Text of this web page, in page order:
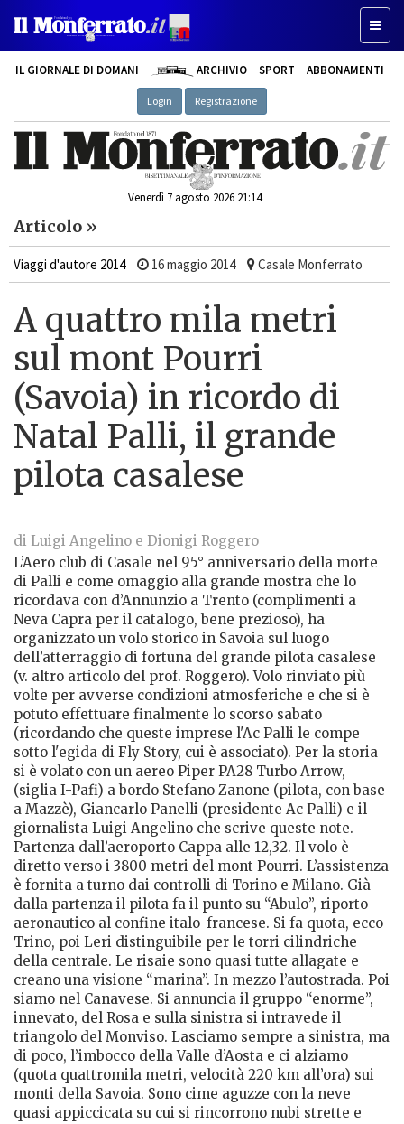
IL GIORNALE DI DOMANI ARCHIVIO SPORT ABBONAMENTI
Login Registrazione
Venerdì 7 agosto 2026 21:14
Articolo »
Viaggi d'autore 2014 16 maggio 2014 Casale Monferrato
A quattro mila metri
sul mont Pourri
(Savoia) in ricordo di
Natal Palli, il grande
pilota casalese
di Luigi Angelino e Dionigi Roggero
L’Aero club di Casale nel 95° anniversario della morte
di Palli e come omaggio alla grande mostra che lo
ricordava con d’Annunzio a Trento (complimenti a
Neva Capra per il catalogo, bene prezioso), ha
organizzato un volo storico in Savoia sul luogo
dell’atterraggio di fortuna del grande pilota casalese
(v. altro articolo del prof. Roggero). Volo rinviato più
volte per avverse condizioni atmosferiche e che si è
potuto effettuare finalmente lo scorso sabato
(ricordando che queste imprese l'Ac Palli le compe
sotto l'egida di Fly Story, cui è associato). Per la storia
si è volato con un aereo Piper PA28 Turbo Arrow,
(siglia I-Pafi) a bordo Stefano Zanone (pilota, con base
a Mazzè), Giancarlo Panelli (presidente Ac Palli) e il
giornalista Luigi Angelino che scrive queste note.
Partenza dall’aeroporto Cappa alle 12,32. Il volo è
diretto verso i 3800 metri del mont Pourri. L’assistenza
è fornita a turno dai controlli di Torino e Milano. Già
dalla partenza il pilota fa il punto su “Abulo”, riporto
aeronautico al confine italo-francese. Si fa quota, ecco
Trino, poi Leri distinguibile per le torri cilindriche
della centrale. Le risaie sono quasi tutte allagate e
creano una visione “marina”. In mezzo l’autostrada. Poi
siamo nel Canavese. Si annuncia il gruppo “enorme”,
innevato, del Rosa e sulla sinistra si intravede il
triangolo del Monviso. Lasciamo sempre a sinistra, ma
di poco, l’imbocco della Valle d’Aosta e ci alziamo
(quota quattromila metri, velocità 220 km all’ora) sui
monti della Savoia. Sono cime aguzze con la neve
quasi appiccicata su cui si rincorrono nubi strette e